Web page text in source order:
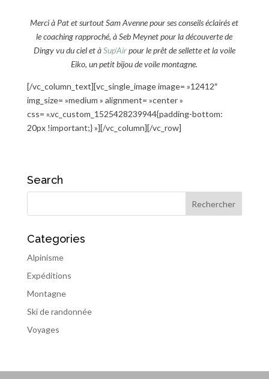
Merci à Pat et surtout Sam Avenne pour ses conseils éclairés et
le coaching rapproché, à Seb Meynet pour la découverte de
Dingy vu du ciel et àSup’Airpour le prêt de sellette et la voile
Eiko, un petit bijou de voile montagne.
[/vc_column_text][vc_single_image image= »12412″
img_size= »medium » alignment= »center »
css= ».vc_custom_1525428239944{padding-bottom:
20px !important;} »][/vc_column][/vc_row]
Search
Categories
Alpinisme
Expéditions
Montagne
Ski de randonnée
Voyages